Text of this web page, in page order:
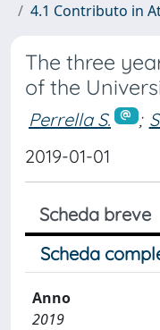
4.1 Contributo in
The three
of the
Perrella S. ;
2019-01-01
Scheda breve
Scheda
Anno
2019